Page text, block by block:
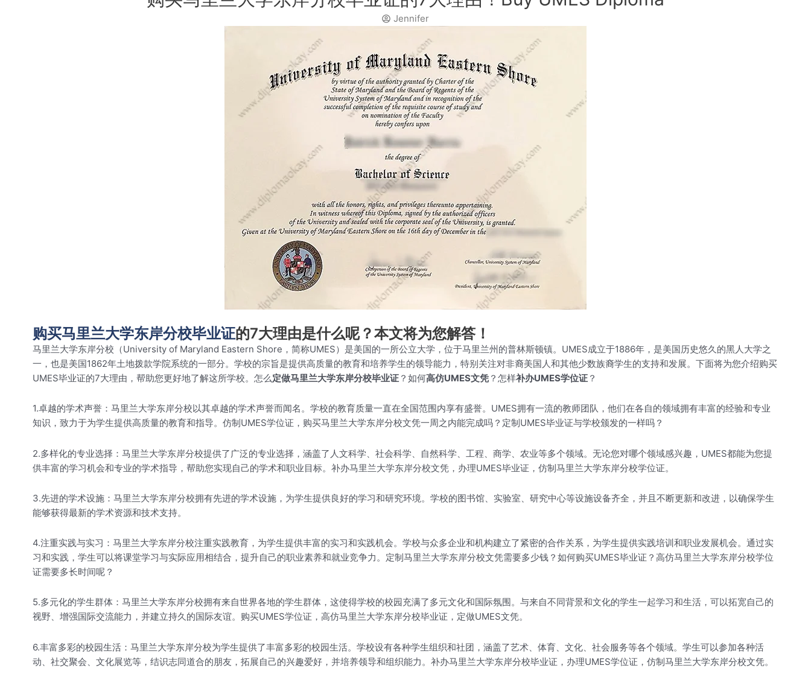
Jennifer
购买马里兰大学东岸分校毕业证的7大理由是什么呢？本文将为您解答！
马里兰大学东岸分校（University of Maryland Eastern Shore，简称UMES）是美国的一所公立大学，位于马里兰州的普林斯顿镇。UMES成立于1886年，是美国历史悠久的黑人大学之
一，也是美国1862年土地拨款学院系统的一部分。学校的宗旨是提供高质量的教育和培养学生的领导能力，特别关注对非裔美国人和其他少数族裔学生的支持和发展。下面将为您介绍购买
UMES毕业证的7大理由，帮助您更好地了解这所学校。怎么定做马里兰大学东岸分校毕业证 ？如何高仿UMES文凭 ？怎样补办UMES学位证 ？
1.卓越的学术声誉：马里兰大学东岸分校以其卓越的学术声誉而闻名。学校的教育质量一直在全国范围内享有盛誉。UMES拥有一流的教师团队，他们在各自的领域拥有丰富的经验和专业
知识，致力于为学生提供高质量的教育和指导。仿制UMES学位证，购买马里兰大学东岸分校文凭一周之内能完成吗？定制UMES毕业证与学校颁发的一样吗？
2.多样化的专业选择：马里兰大学东岸分校提供了广泛的专业选择，涵盖了人文科学、社会科学、自然科学、工程、商学、农业等多个领域。无论您对哪个领域感兴趣，UMES都能为您提
供丰富的学习机会和专业的学术指导，帮助您实现自己的学术和职业目标。补办马里兰大学东岸分校文凭，办理UMES毕业证，仿制马里兰大学东岸分校学位证。
3.先进的学术设施：马里兰大学东岸分校拥有先进的学术设施，为学生提供良好的学习和研究环境。学校的图书馆、实验室、研究中心等设施设备齐全，并且不断更新和改进，以确保学生
能够获得最新的学术资源和技术支持。
4.注重实践与实习：马里兰大学东岸分校注重实践教育，为学生提供丰富的实习和实践机会。学校与众多企业和机构建立了紧密的合作关系，为学生提供实践培训和职业发展机会。通过实
习和实践，学生可以将课堂学习与实际应用相结合，提升自己的职业素养和就业竞争力。定制马里兰大学东岸分校文凭需要多少钱？如何购买UMES毕业证？高仿马里兰大学东岸分校学位
证需要多长时间呢？
5.多元化的学生群体：马里兰大学东岸分校拥有来自世界各地的学生群体，这使得学校的校园充满了多元文化和国际氛围。与来自不同背景和文化的学生一起学习和生活，可以拓宽自己的
视野、增强国际交流能力，并建立持久的国际友谊。购买UMES学位证，高仿马里兰大学东岸分校毕业证，定做UMES文凭。
6.丰富多彩的校园生活：马里兰大学东岸分校为学生提供了丰富多彩的校园生活。学校设有各种学生组织和社团，涵盖了艺术、体育、文化、社会服务等各个领域。学生可以参加各种活
动、社交聚会、文化展览等，结识志同道合的朋友，拓展自己的兴趣爱好，并培养领导和组织能力。补办马里兰大学东岸分校毕业证，办理UMES学位证，仿制马里兰大学东岸分校文凭。